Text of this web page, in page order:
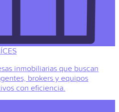
inmobiliarias que buscan
brokers y equipos
con eficiencia.